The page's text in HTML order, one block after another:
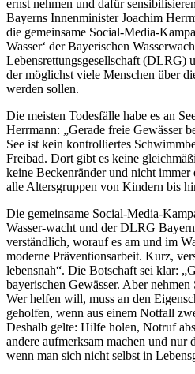
ernst nehmen und dafür
Bayerns Innenminister Joachim
die gemeinsame Social-Media-
Wasser‘ der Bayerischen
Lebensrettungsgesellschaft (DLRG)
der möglichst viele Menschen über
werden sollen.
Die meisten Todesfälle habe es an
Herrmann: „Gerade freie Gewässer
See ist kein kontrolliertes
Freibad. Dort gibt es keine
keine Beckenränder und nicht
alle Altersgruppen von Kindern bis
Die gemeinsame Social-Media-
Wasser-wacht und der DLRG
verständlich, worauf es am und im
moderne Präventionsarbeit. Kurz,
lebensnah“. Die Botschaft sei klar:
bayerischen Gewässer. Aber
Wer helfen will, muss an den
geholfen, wenn aus einem Notfall
Deshalb gelte: Hilfe holen, Notruf
andere aufmerksam machen und nur
wenn man sich nicht selbst in